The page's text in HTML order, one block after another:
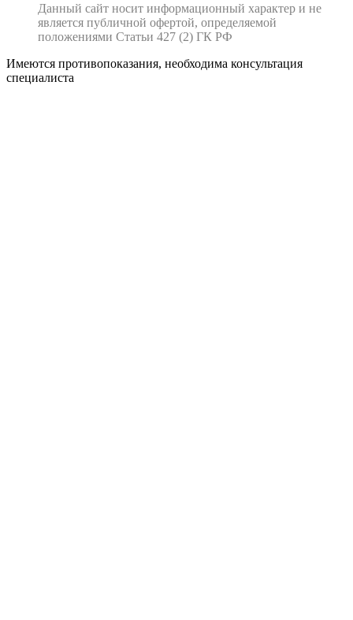
Данный сайт носит информационный характер и не
является публичной офертой, определяемой
положениями Статьи 427 (2) ГК РФ
Имеются противопоказания, необходима консультация
специалиста